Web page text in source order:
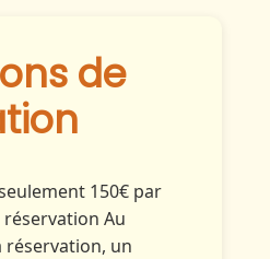
de
150€ par
réservation Au
réservation, un